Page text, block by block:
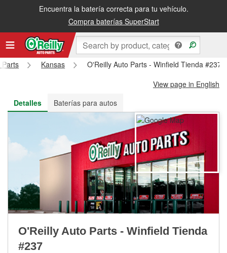
Encuentra la batería correcta para tu vehículo.
Compra baterías SuperStart
Recibe tu orden gratis al día siguiente o recógela en la tienda
Parts Kansas
O'Reilly Auto Parts - Winfield Tienda #237
View page in English
Detalles
Baterías para autos
O'Reilly Auto Parts - Winfield Tienda
#237